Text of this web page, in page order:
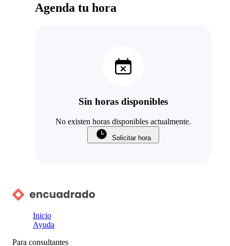
Agenda tu hora
Sin horas disponibles
No existen horas disponibles actualmente.
Solicitar hora
Inicio
Ayuda
Para consultantes